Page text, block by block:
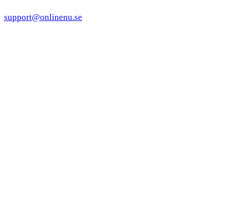
support@onlinenu.se